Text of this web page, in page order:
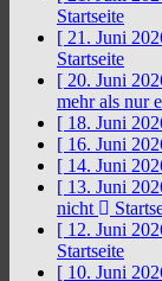
Startseite
[ 21. Juni
Startseite
[ 20. Juni
mehr als nur
[ 18. Juni
[ 16. Juni
[ 14. Juni
[ 13. Juni
nicht
[ 12. Juni
Startseite
[ 10. Juni